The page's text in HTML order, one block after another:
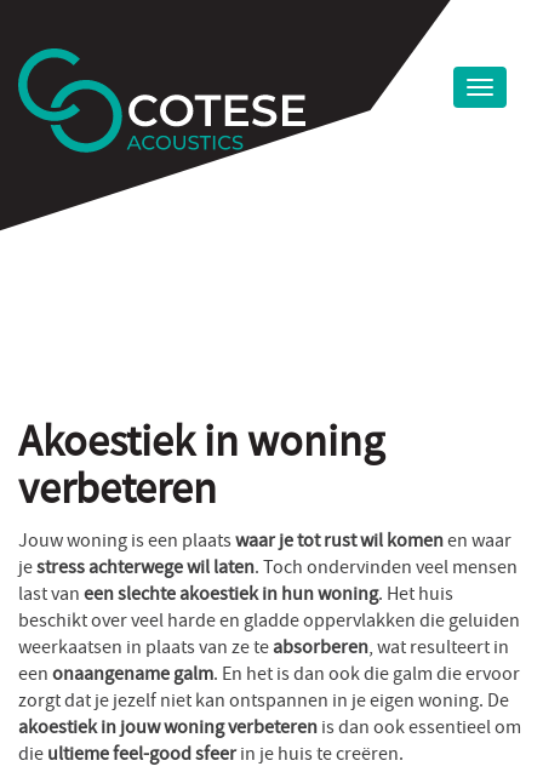
Akoestiek in woning
verbeteren
Jouw woning is een plaatswaar je tot rust wil komenen waar
jestress achterwege wil laten. Toch ondervinden veel mensen
last vaneen slechte akoestiek in hun woning. Het huis
beschikt over veel harde en gladde oppervlakken die geluiden
weerkaatsen in plaats van ze teabsorberen, wat resulteert in
eenonaangename galm. En het is dan ook die galm die ervoor
zorgt dat je jezelf niet kan ontspannen in je eigen woning. De
akoestiek in jouw woning verbeterenis dan ook essentieel om
dieultieme feel-good sfeerin je huis te creëren.